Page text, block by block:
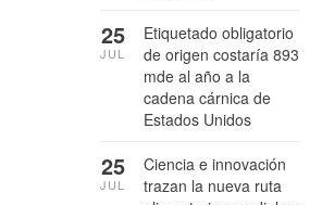
Etiquetado obligatorio
de origen costaría 893
mde al año a la
cadena cárnica de
Estados Unidos
25
JUL
Ciencia e innovación
trazan la nueva ruta
25
JUL